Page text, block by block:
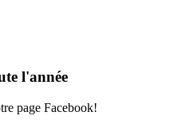
l'année
page Facebook!